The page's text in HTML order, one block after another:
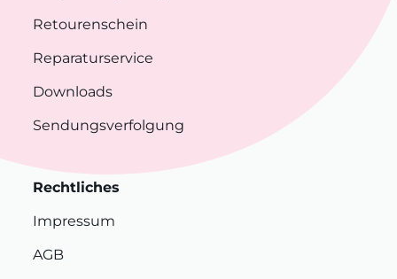
Retourenschein
Reparaturservice
Downloads
Sendungsverfolgung
Rechtliches
Impressum
AGB